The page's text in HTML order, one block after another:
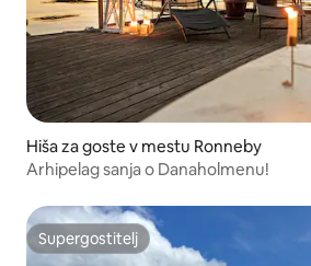
Hiša za goste v mestu Ronneby
Arhipelag sanja o Danaholmenu!
Supergostitelj
Supergostitelj